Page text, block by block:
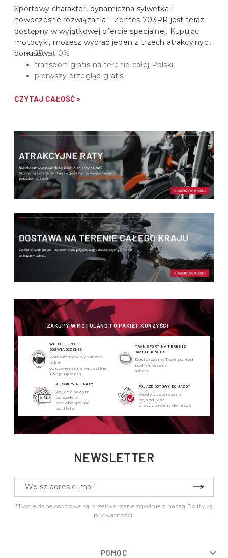
Sportowy charakter, dynamiczna sylwetka i
nowoczesne rozwiązania – Zontes 703RR jest teraz
dostępny w wyjątkowej ofercie specjalnej. Kupując
motocykl, możesz wybrać jeden z trzech atrakcyjnych
bonusów:20 rat 0%
transport gratis na terenie całej Polski
pierwszy przegląd gratis
CZYTAJ CAŁOŚĆ »
ZAKUPY W MOTOLAND TO PAKIET KORZYŚCI
WIELOLETNIE
DOŚWIADCZENIE
Pomożemy w wyborze a
także
odpowiemy na wszystkie
Twoje pytania
TRANSPORT NA TERENIE
CAŁEGO KRAJU
Dostarczymy Twój pojazd
pod wskazany
adres
ATRAKCYJNE RATY
Wyjedź nowym
pojazdem
bez obciążania
portfela!
POJAZD GOTOWY DO JAZDY
Każdy dostarczany
pojazd jest
przygotowany do jazdy
NEWSLETTER
*Twoje dane osobowe są przetwarzane zgodnie z naszą Polityką
prywatności
POMOC